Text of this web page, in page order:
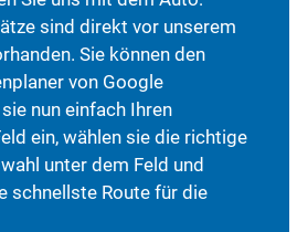
sind direkt vor unserem
Sie können den
von Google
nun einfach Ihren
ein, wählen sie die richtige
unter dem Feld und
schnellste Route für die